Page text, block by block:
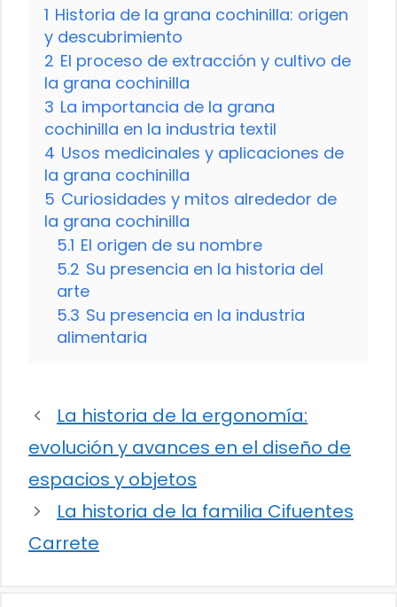
1 Historia de la grana cochinilla: origen
y descubrimiento
2 El proceso de extracción y cultivo de
la grana cochinilla
3 La importancia de la grana
cochinilla en la industria textil
4 Usos medicinales y aplicaciones de
la grana cochinilla
5 Curiosidades y mitos alrededor de
la grana cochinilla
5.1 El origen de su nombre
5.2 Su presencia en la historia del
arte
5.3 Su presencia en la industria
alimentaria
La historia de la ergonomía:
evolución y avances en el diseño de
espacios y objetos
La historia de la familia Cifuentes
Carrete